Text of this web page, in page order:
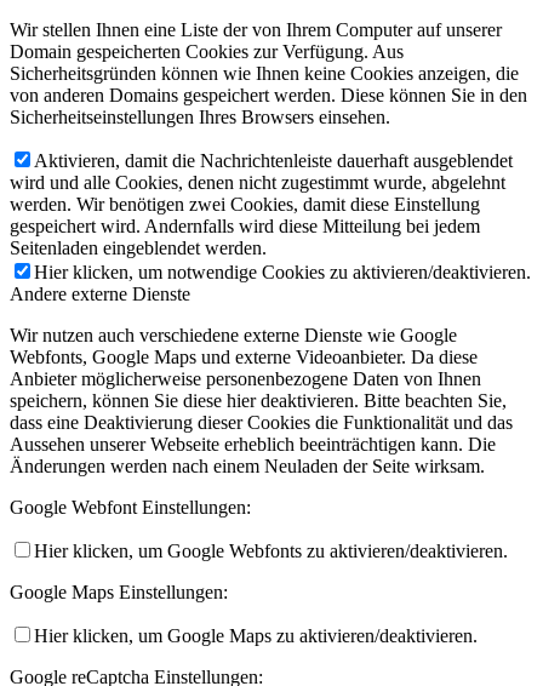
Wir stellen Ihnen eine Liste der von Ihrem Computer auf unserer
Domain gespeicherten Cookies zur Verfügung. Aus
Sicherheitsgründen können wie Ihnen keine Cookies anzeigen, die
von anderen Domains gespeichert werden. Diese können Sie in den
Sicherheitseinstellungen Ihres Browsers einsehen.
Aktivieren, damit die Nachrichtenleiste dauerhaft ausgeblendet
wird und alle Cookies, denen nicht zugestimmt wurde, abgelehnt
werden. Wir benötigen zwei Cookies, damit diese Einstellung
gespeichert wird. Andernfalls wird diese Mitteilung bei jedem
Seitenladen eingeblendet werden.
Hier klicken, um notwendige Cookies zu aktivieren/deaktivieren.
Andere externe Dienste
Wir nutzen auch verschiedene externe Dienste wie Google
Webfonts, Google Maps und externe Videoanbieter. Da diese
Anbieter möglicherweise personenbezogene Daten von Ihnen
speichern, können Sie diese hier deaktivieren. Bitte beachten Sie,
dass eine Deaktivierung dieser Cookies die Funktionalität und das
Aussehen unserer Webseite erheblich beeinträchtigen kann. Die
Änderungen werden nach einem Neuladen der Seite wirksam.
Google Webfont Einstellungen:
Hier klicken, um Google Webfonts zu aktivieren/deaktivieren.
Google Maps Einstellungen:
Hier klicken, um Google Maps zu aktivieren/deaktivieren.
Google reCaptcha Einstellungen: